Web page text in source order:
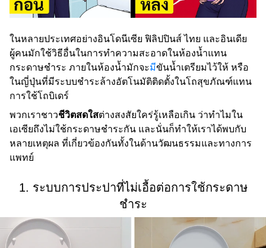
ในหลายประเทศอย่างอินโดนีเซีย ฟิลิปปินส์ ไทย และอินเดีย
ผู้คนมักใช้วิธีอื่นในการทำความสะอาดในห้องน้ำแทน
กระดาษชำระ ภายในห้องน้ำมักจะมีขันน้ำเตรียมไว้ให้ หรือ
ในญี่ปุ่นที่มีระบบชำระล้างอัตโนมัติติดตั้งในโถสุขภัณฑ์แทน
การใช้โถบิเดร์
พวกเราชาวชีวิตสดใสต่างสงสัยใคร่รู้เหลือเกิน ว่าทำไมใน
เอเซียถึงไม่ใช้กระดาษชำระกัน และนั่นก็ทำให้เราได้พบกับ
หลายเหตุผล ที่เกี่ยวข้องกันทั้งในด้านวัฒนธรรมและทางการ
แพทย์
1. ระบบการประปาที่ไม่เอื้อต่อการใช้กระดาษ
ชำระ